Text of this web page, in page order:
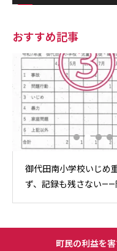
おすすめ記事
御代田南小学校いじめ
ず、記録も残さない——
町民の利益を